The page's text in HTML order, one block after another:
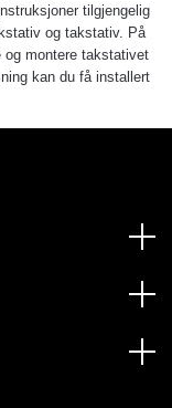
tilgjengelig
og takstativ. På
og montere takstativet
kan du få installert